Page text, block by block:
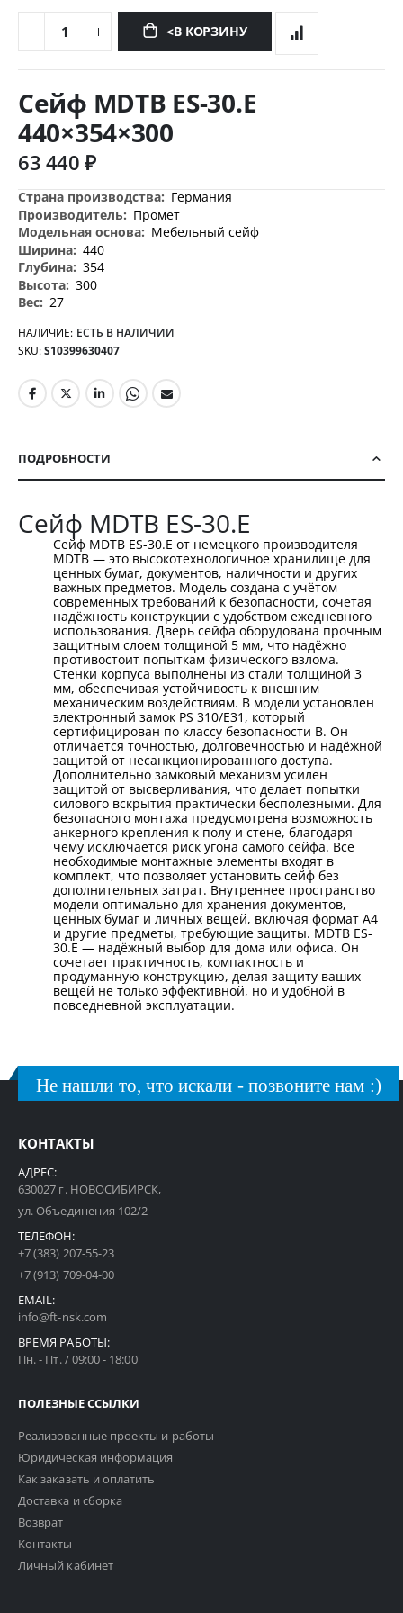
<В КОРЗИНУ
началу
изображений
Сейф MDTB ES-30.Е
440×354×300
63 440 ₽
Дополнительная
информация
Германия
Промет
Мебельный сейф
440
354
300
27
НАЛИЧИЕ: ЕСТЬ В НАЛИЧИИ
SKU S10399630407
ПОДРОБНОСТИ
Сейф MDTB ES-30.Е
Сейф MDTB ES-30.E от немецкого производителя
MDTB — это высокотехнологичное хранилище для
ценных бумаг, документов, наличности и других
важных предметов. Модель создана с учётом
современных требований к безопасности, сочетая
надёжность конструкции с удобством ежедневного
использования. Дверь сейфа оборудована прочным
защитным слоем толщиной 5 мм, что надёжно
противостоит попыткам физического взлома.
Стенки корпуса выполнены из стали толщиной 3
мм, обеспечивая устойчивость к внешним
механическим воздействиям. В модели установлен
электронный замок PS 310/Е31, который
сертифицирован по классу безопасности B. Он
отличается точностью, долговечностью и надёжной
защитой от несанкционированного доступа.
Дополнительно замковый механизм усилен
защитой от высверливания, что делает попытки
силового вскрытия практически бесполезными. Для
безопасного монтажа предусмотрена возможность
анкерного крепления к полу и стене, благодаря
чему исключается риск угона самого сейфа. Все
необходимые монтажные элементы входят в
комплект, что позволяет установить сейф без
дополнительных затрат. Внутреннее пространство
модели оптимально для хранения документов,
ценных бумаг и личных вещей, включая формат A4
и другие предметы, требующие защиты. MDTB ES-
30.E — надёжный выбор для дома или офиса. Он
сочетает практичность, компактность и
продуманную конструкцию, делая защиту ваших
вещей не только эффективной, но и удобной в
повседневной эксплуатации.
Не нашли то, что искали - позвоните нам :)
КОНТАКТЫ
АДРЕС:
630027 г. НОВОСИБИРСК,
ул. Объединения 102/2
ТЕЛЕФОН:
+7 (383) 207-55-23
+7 (913) 709-04-00
EMAIL:
info@ft-nsk.com
ВРЕМЯ РАБОТЫ:
Пн. - Пт. / 09:00 - 18:00
ПОЛЕЗНЫЕ ССЫЛКИ
Реализованные проекты и работы
Юридическая информация
Как заказать и оплатить
Доставка и сборка
Возврат
Контакты
Личный кабинет